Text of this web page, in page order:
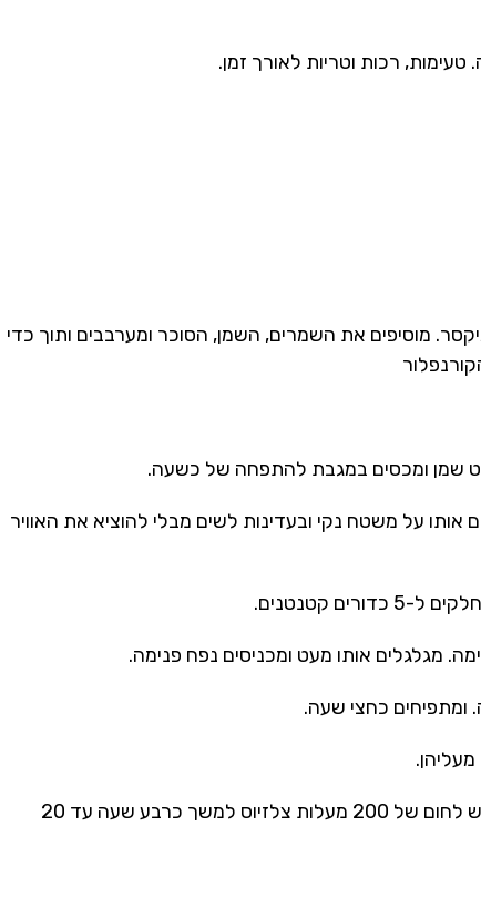
רכות וטריות לאורך זמן.
מוסיפים את השמרים, השמן, הסוכר ומערבבים ותוך כדי
שמן ומכסים במגבת להתפחה של כשעה.
על משטח נקי ובעדינות לשים מבלי להוציא את האוויר
מגלגלים אותו מעט ומכניסים נפח פנימה.
ומתפיחים כחצי שעה.
מכניסים את הלחמניות לתנור שחומם מראש לחום של 200 מעלות צלזיוס למשך כרבע שעה עד 20